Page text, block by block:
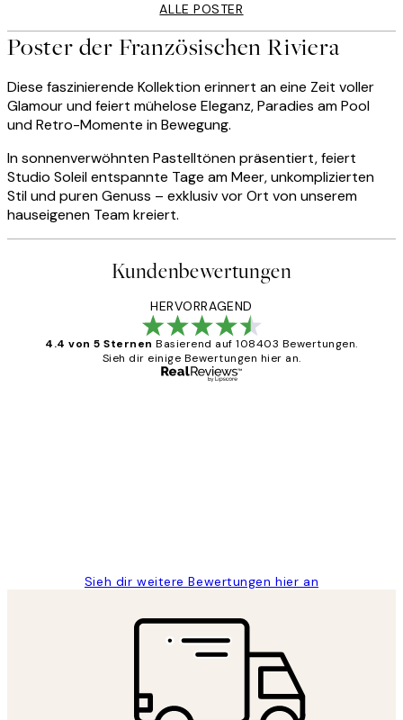
ALLE POSTER
Poster der Französischen Riviera
Diese faszinierende Kollektion erinnert an eine Zeit voller
Glamour und feiert mühelose Eleganz, Paradies am Pool
und Retro-Momente in Bewegung.
In sonnenverwöhnten Pastelltönen präsentiert, feiert
Studio Soleil entspannte Tage am Meer, unkomplizierten
Stil und puren Genuss – exklusiv vor Ort von unserem
hauseigenen Team kreiert.
Kundenbewertungen
HERVORRAGEND
4.4 von 5 Sternen Basierend auf 108403 Bewertungen.
Sieh dir einige Bewertungen hier an.
Sieh dir weitere Bewertungen hier an